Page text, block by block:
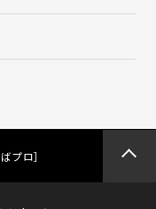
プロ］